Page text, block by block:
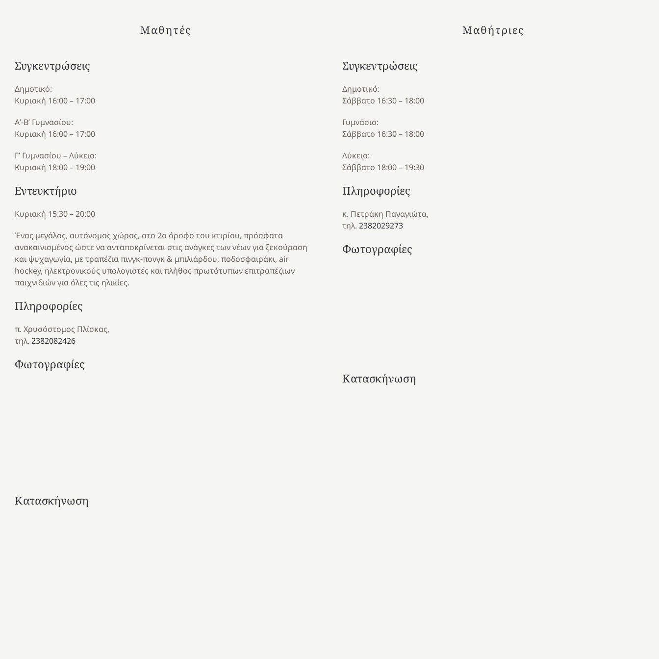
Μαθητές
Συγκεντρώσεις
Δημοτικό:
Κυριακή 16:00 – 17:00
Α’-Β’ Γυμνασίου:
Κυριακή 16:00 – 17:00
Γ’ Γυμνασίου – Λύκειο:
Κυριακή 18:00 – 19:00
Εντευκτήριο
Κυριακή 15:30 – 20:00
Ένας μεγάλος, αυτόνομος χώρος, στο 2ο όροφο του κτιρίου, πρόσφατα
ανακαινισμένος ώστε να ανταποκρίνεται στις ανάγκες των νέων για ξεκούραση
και ψυχαγωγία, με τραπέζια πινγκ-πονγκ & μπιλιάρδου, ποδοσφαιράκι, air
hockey, ηλεκτρονικούς υπολογιστές και πλήθος πρωτότυπων επιτραπέζιων
παιχνιδιών για όλες τις ηλικίες.
Πληροφορίες
π. Χρυσόστομος Πλίσκας,
τηλ. 2382082426
Φωτογραφίες
Κατασκήνωση
Μαθήτριες
Συγκεντρώσεις
Δημοτικό:
Σάββατο 16:30 – 18:00
Γυμνάσιο:
Σάββατο 16:30 – 18:00
Λύκειο:
Σάββατο 18:00 – 19:30
Πληροφορίες
κ. Πετράκη Παναγιώτα,
τηλ. 2382029273
Φωτογραφίες
Κατασκήνωση